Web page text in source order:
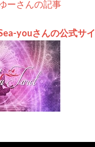
ーさんの記事
youさんの公式サイ